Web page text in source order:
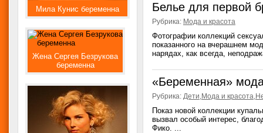
Белье для первой
Рубрика: Мода и красота
Фотографии коллекций
показанного на вчерашнем
нарядах, как всегда,
«Беременная»
Рубрика: Дети,Мода и красота,
Показ новой коллекции
вызвал особый интерес,
Фико. ...
Мила Кунис беременна
Жена Сергея Безрукова
беременна